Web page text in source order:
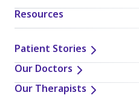
Resources
Patient Stories
Our Doctors
Our Therapists